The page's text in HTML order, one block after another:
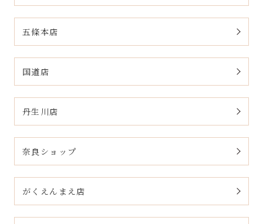
五條本店
国道店
丹生川店
奈良ショップ
がくえんまえ店